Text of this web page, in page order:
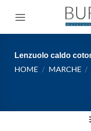
Lenzuolo caldo
HOME / MARCHE /